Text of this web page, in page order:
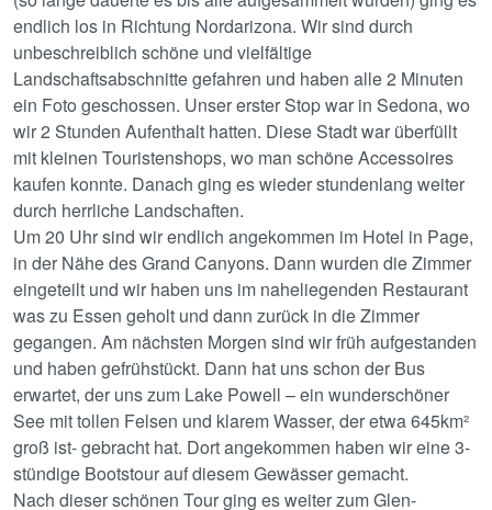
endlich los in Richtung Nordarizona. Wir sind durch
unbeschreiblich schöne und vielfältige
Landschaftsabschnitte gefahren und haben alle 2 Minuten
ein Foto geschossen. Unser erster Stop war in Sedona, wo
wir 2 Stunden Aufenthalt hatten. Diese Stadt war überfüllt
mit kleinen Touristenshops, wo man schöne Accessoires
kaufen konnte. Danach ging es wieder stundenlang weiter
durch herrliche Landschaften.
Um 20 Uhr sind wir endlich angekommen im Hotel in Page,
in der Nähe des Grand Canyons. Dann wurden die Zimmer
eingeteilt und wir haben uns im naheliegenden Restaurant
was zu Essen geholt und dann zurück in die Zimmer
gegangen. Am nächsten Morgen sind wir früh aufgestanden
und haben gefrühstückt. Dann hat uns schon der Bus
erwartet, der uns zum Lake Powell – ein wunderschöner
See mit tollen Felsen und klarem Wasser, der etwa 645km²
groß ist- gebracht hat. Dort angekommen haben wir eine 3-
stündige Bootstour auf diesem Gewässer gemacht.
Nach dieser schönen Tour ging es weiter zum Glen-